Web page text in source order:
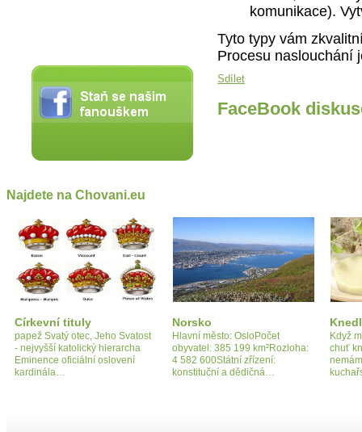
komunikace).
Tyto typy vám
Procesu naslouchání
Sdílet
FaceBook
Najdete na Chovani.eu
Církevní tituly
papež Svatý otec, Jeho Svatost
- nejvyšší katolický hierarcha
Eminence oficiální oslovení
kardinála…
Norsko
Hlavní město: OsloPočet
obyvatel: 385 199 km²Rozloha:
4 582 600Státní zřízení:
konstituční a dědičná…
Když
chuť